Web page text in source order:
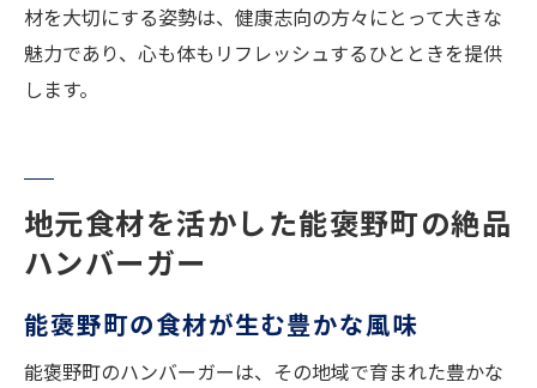
材を大切にする姿勢は、健康志向の方々にとって大きな
魅力であり、心も体もリフレッシュするひとときを提供
します。
地元食材を活かした能褒野町の絶品
ハンバーガー
能褒野町の食材が生む豊かな風味
能褒野町のハンバーガーは、その地域で育まれた豊かな